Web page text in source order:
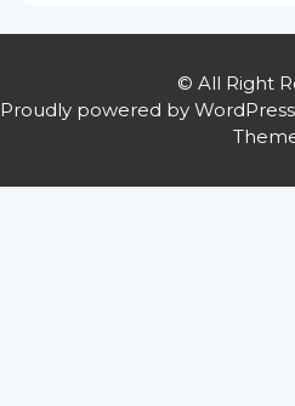
© All Right
Proudly powered by WordPress